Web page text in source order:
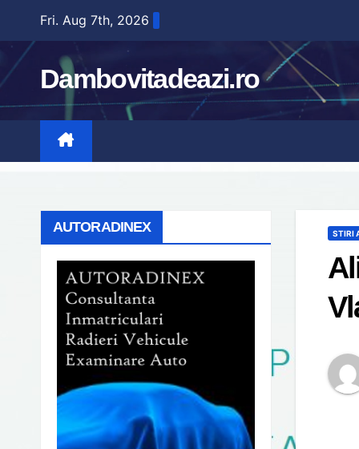
content
Fri. Aug 7th, 2026
Dambovitadeazi.ro
AUTORADINEX STIRI